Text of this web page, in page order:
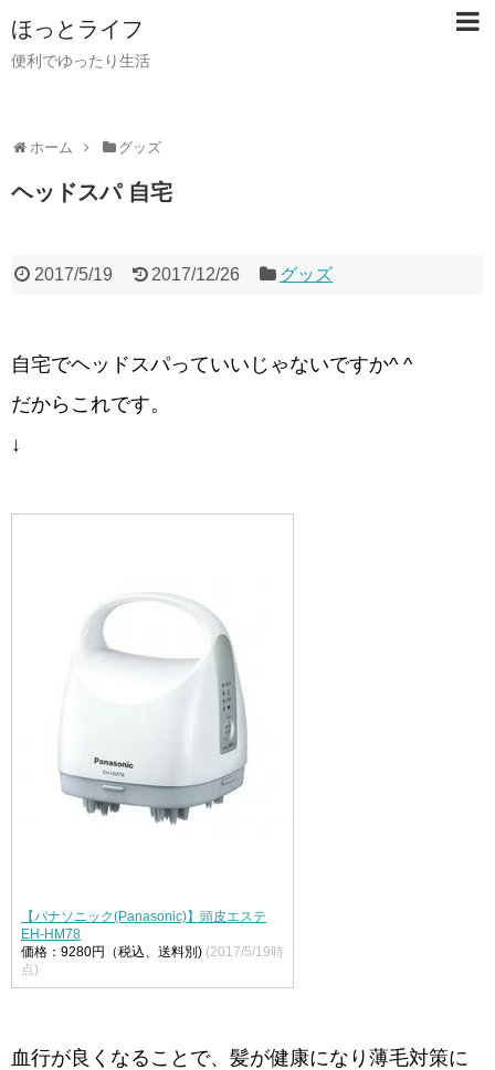
ほっとライフ
便利でゆったり生活
ホーム グッズ
ヘッドスパ 自宅
2017/5/19 2017/12/26 グッズ
自宅でヘッドスパっていいじゃないですか^ ^
だからこれです。
↓
【パナソニック(Panasonic)】頭皮エステ
EH-HM78
価格：9280円（税込、送料別) (2017/5/19時
点)
血行が良くなることで、髪が健康になり薄毛対策に